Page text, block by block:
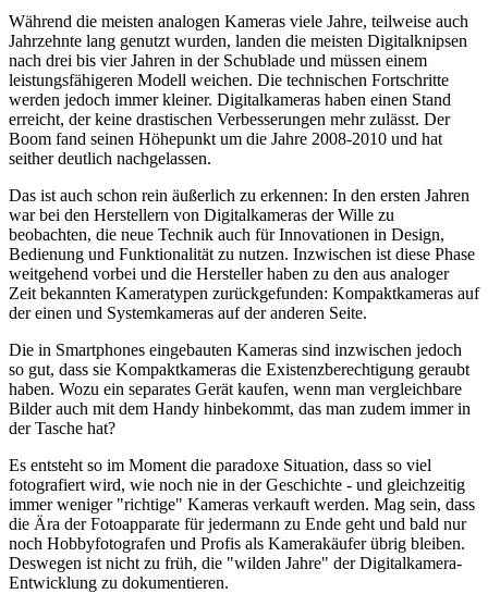
Während die meisten analogen Kameras viele Jahre, teilweise auch
Jahrzehnte lang genutzt wurden, landen die meisten Digitalknipsen
nach drei bis vier Jahren in der Schublade und müssen einem
leistungsfähigeren Modell weichen. Die technischen Fortschritte
werden jedoch immer kleiner. Digitalkameras haben einen Stand
erreicht, der keine drastischen Verbesserungen mehr zulässt. Der
Boom fand seinen Höhepunkt um die Jahre 2008-2010 und hat
seither deutlich nachgelassen.
Das ist auch schon rein äußerlich zu erkennen: In den ersten Jahren
war bei den Herstellern von Digitalkameras der Wille zu
beobachten, die neue Technik auch für Innovationen in Design,
Bedienung und Funktionalität zu nutzen. Inzwischen ist diese Phase
weitgehend vorbei und die Hersteller haben zu den aus analoger
Zeit bekannten Kameratypen zurückgefunden: Kompaktkameras auf
der einen und Systemkameras auf der anderen Seite.
Die in Smartphones eingebauten Kameras sind inzwischen jedoch
so gut, dass sie Kompaktkameras die Existenzberechtigung geraubt
haben. Wozu ein separates Gerät kaufen, wenn man vergleichbare
Bilder auch mit dem Handy hinbekommt, das man zudem immer in
der Tasche hat?
Es entsteht so im Moment die paradoxe Situation, dass so viel
fotografiert wird, wie noch nie in der Geschichte - und gleichzeitig
immer weniger "richtige" Kameras verkauft werden. Mag sein, dass
die Ära der Fotoapparate für jedermann zu Ende geht und bald nur
noch Hobbyfotografen und Profis als Kamerakäufer übrig bleiben.
Deswegen ist nicht zu früh, die "wilden Jahre" der Digitalkamera-
Entwicklung zu dokumentieren.